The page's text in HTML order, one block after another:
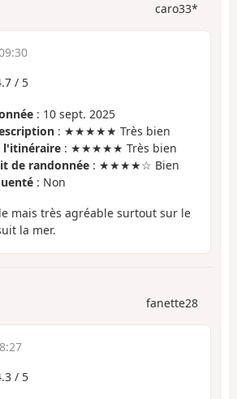
caro33*
/ 5
: 10 sept. 2025
: ★★★★★ Très bien
l'itinéraire : ★★★★★ Très bien
de randonnée : ★★★★☆ Bien
: Non
mais très agréable surtout sur le
la mer.
fanette28
/ 5